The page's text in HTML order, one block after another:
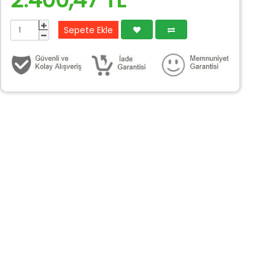
Sepete Ekle